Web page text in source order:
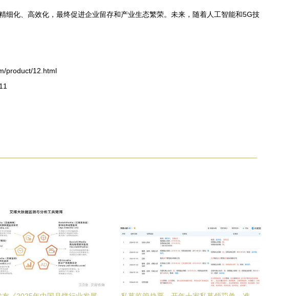
化、高效化，最终促进企业留存和产业生态繁荣。未来，随着人工智能和5G技
product/12.html